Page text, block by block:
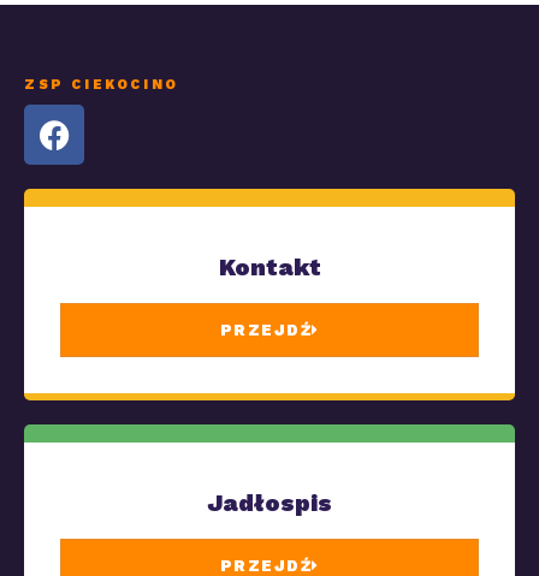
Jadłospis
PRZEJDŹ
Kontakt
PRZEJDŹ
ZSP CIEKOCINO